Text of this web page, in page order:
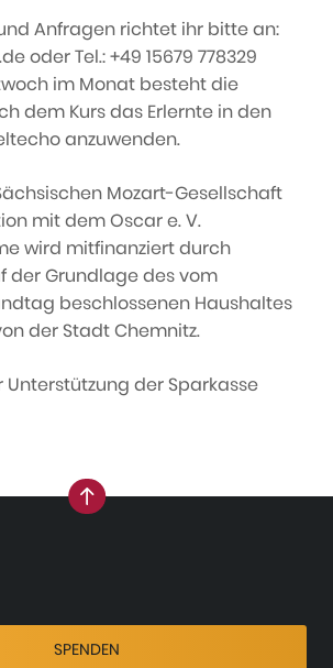
Anfragen richtet ihr bitte an:
oder Tel.: +49 15679 778329
im Monat besteht die
dem Kurs das Erlernte in den
anzuwenden.
Mozart-Gesellschaft
mit dem Oscar e. V.
wird mitfinanziert durch
der Grundlage des vom
beschlossenen Haushaltes
der Stadt Chemnitz.
der Sparkasse
nach oben
SPENDEN